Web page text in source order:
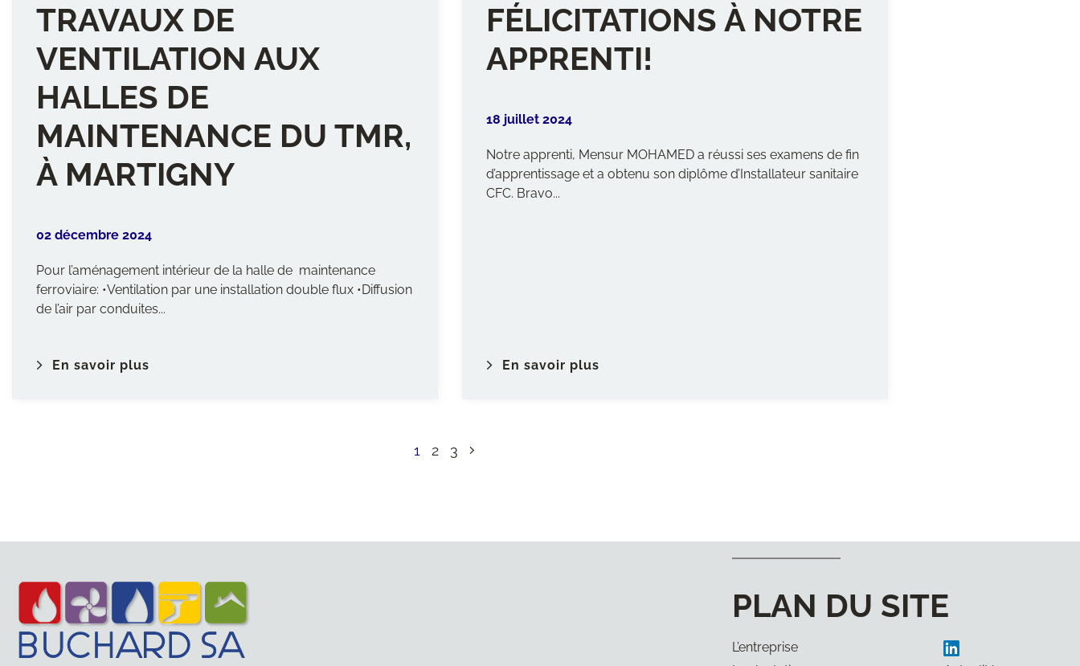
TRAVAUX DE
VENTILATION AUX
HALLES DE
MAINTENANCE DU TMR,
À MARTIGNY
02 décembre 2024
Pour l’aménagement intérieur de la halle de maintenance
ferroviaire: •Ventilation par une installation double flux •Diffusion
de l’air par conduites...
En savoir plus
FÉLICITATIONS À NOTRE
APPRENTI!
18 juillet 2024
Notre apprenti, Mensur MOHAMED a réussi ses examens de fin
d’apprentissage et a obtenu son diplôme d’Installateur sanitaire
CFC. Bravo...
En savoir plus
1 2 3
PLAN DU SITE
L’entreprise